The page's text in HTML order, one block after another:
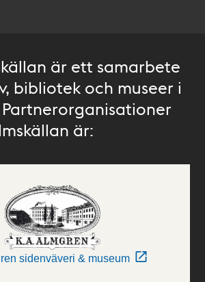
är ett samarbete
bibliotek och museer i
är:
sidenväveri & museum